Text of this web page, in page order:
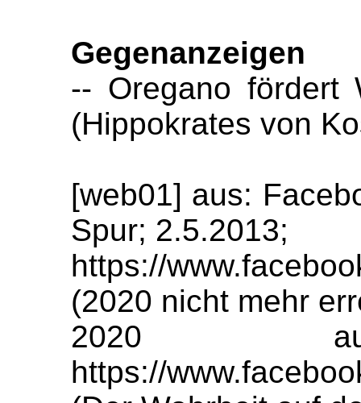
Gegenanzeigen
-- Oregano fördert
(Hippokrates von
[web01] aus:
Spur; 2.5.2013;
https://
(2020 nicht mehr
2020
https://